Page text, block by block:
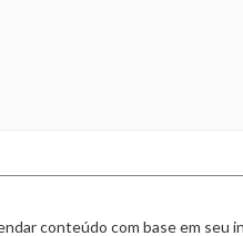
conteúdo com base em seu